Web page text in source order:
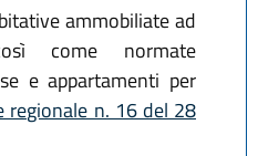
ammobiliate ad
come normate
e appartamenti per
regionale n. 16 del 28